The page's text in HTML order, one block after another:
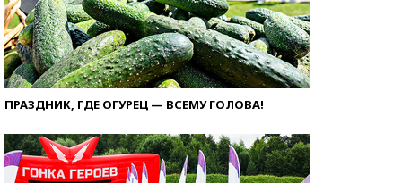
ПРАЗДНИК, ГДЕ ОГУРЕЦ — ВСЕМУ ГОЛОВА!